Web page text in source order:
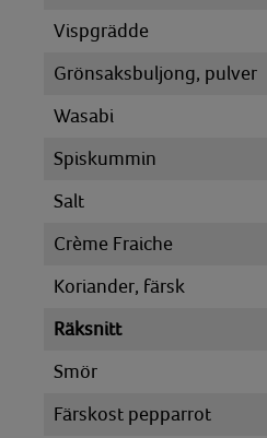
Vispgrädde
Grönsaksbuljong, pulver
Wasabi
Spiskummin
Salt
Crème Fraiche
Koriander, färsk
Räksnitt
Smör
Färskost pepparrot